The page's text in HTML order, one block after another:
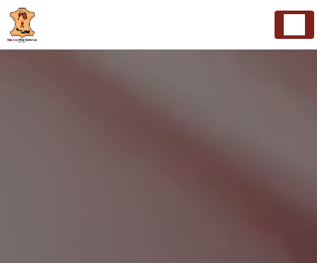
Panneau de gestion des cookies